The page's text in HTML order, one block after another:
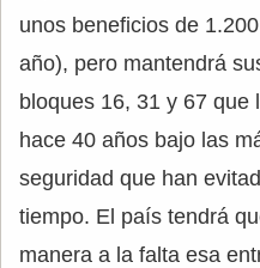
unos beneficios de
año), pero mantendrá
bloques 16, 31 y 67 que
hace 40 años bajo las
seguridad que han
tiempo. El país tendrá
manera a la falta esa